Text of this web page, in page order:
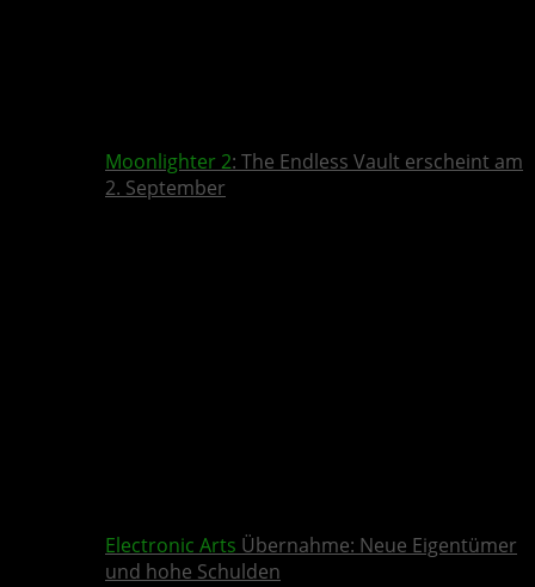
Moonlighter 2: The Endless Vault erscheint am
2. September
Electronic Arts Übernahme: Neue Eigentümer
und hohe Schulden